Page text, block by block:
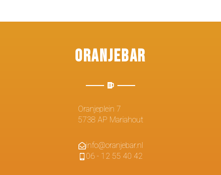
Oranjebar
Oranjeplein 7
5738 AP Mariahout
info@oranjebar.nl
06 - 12 55 40 42